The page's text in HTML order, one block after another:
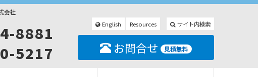
会社
8881
5217
English Resources サイト内検索
お問合せ 見積無料